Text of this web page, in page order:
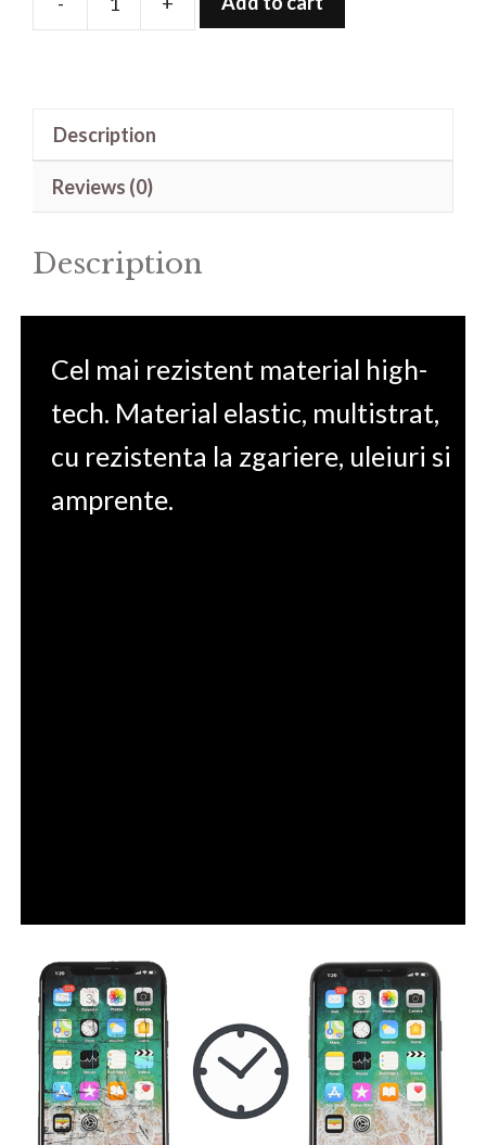
Folie
Description
Reviews (0)
Description
Cel mai rezistent material high-
tech. Material elastic, multistrat,
cu rezistenta la zgariere, uleiuri si
amprente.